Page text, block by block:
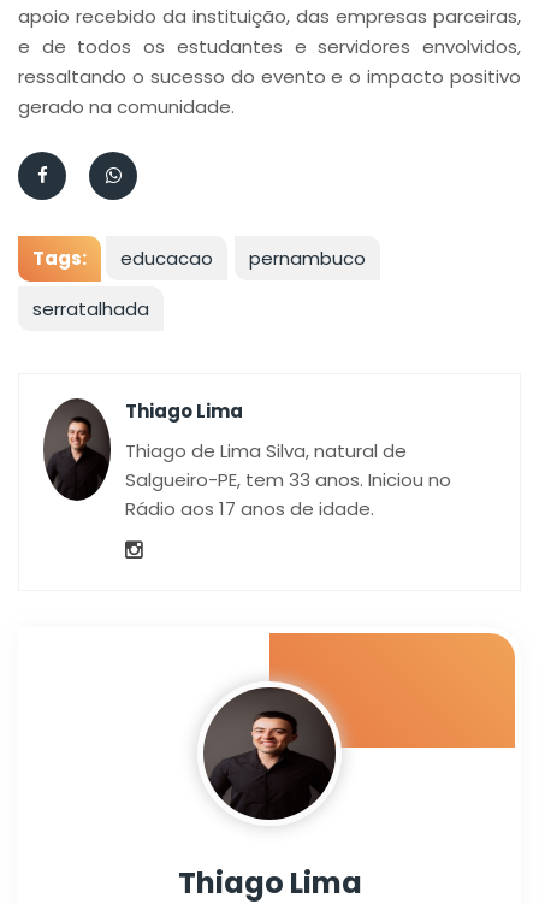
apoio recebido da instituição, das empresas parceiras,
e de todos os estudantes e servidores envolvidos,
ressaltando o sucesso do evento e o impacto positivo
gerado na comunidade.
Tags: educacao
pernambuco
serratalhada
Thiago Lima
Thiago de Lima Silva, natural de
Salgueiro-PE, tem 33 anos. Iniciou no
Rádio aos 17 anos de idade.
Thiago Lima